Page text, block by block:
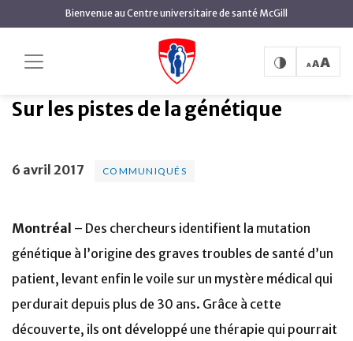
principal
Bienvenue au Centre universitaire de santé McGill
Communiqués
génétique
Sur les pistes de la génétique
6 avril 2017 COMMUNIQUÉS
Montréal – Des chercheurs identifient la mutation
génétique à l’origine des graves troubles de santé d’un
patient, levant enfin le voile sur un mystère médical qui
perdurait depuis plus de 30 ans. Grâce à cette
découverte, ils ont développé une thérapie qui pourrait